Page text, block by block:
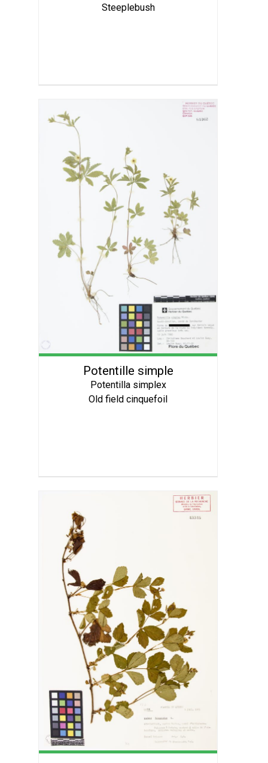
Steeplebush
Potentille simple
Potentilla simplex
Old field cinquefoil